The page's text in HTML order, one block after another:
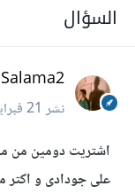
السؤال
نشر21 فبراير 2019
على جودادى و اكتر